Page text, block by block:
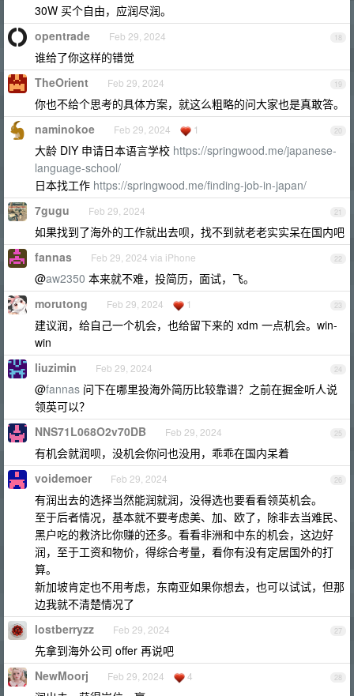
30W 买个自由，应润尽润。
18
opentrade Feb 29, 2024
谁给了你这样的错觉
19
TheOrient Feb 29, 2024
你也不给个思考的具体方案，就这么粗略的问大家也是真敢答。
20
naminokoe Feb 29, 2024 1
大龄 DIY 申请日本语言学校 https://springwood.me/japanese-
language-school/
日本找工作 https://springwood.me/finding-job-in-japan/
21
7gugu Feb 29, 2024
如果找到了海外的工作就出去呗，找不到就老老实实呆在国内吧
22
fannas Feb 29, 2024 via iPhone
@aw2350 本来就不难，投简历，面试，飞。
23
morutong Feb 29, 2024 1
建议润，给自己一个机会，也给留下来的 xdm 一点机会。win-
win
24
liuzimin Feb 29, 2024
@fannas 问下在哪里投海外简历比较靠谱？之前在掘金听人说
领英可以？
25
NNS71L068O2v70DB Feb 29, 2024
有机会就润呗，没机会你问也没用，乖乖在国内呆着
26
voidemoer Feb 29, 2024
有润出去的选择当然能润就润，没得选也要看看领英机会。
至于后者情况，基本就不要考虑美、加、欧了，除非去当难民、
黑户吃的救济比你赚的还多。看看非洲和中东的机会，这边好
润，至于工资和物价，得综合考量，看你有没有定居国外的打
算。
新加坡肯定也不用考虑，东南亚如果你想去，也可以试试，但那
边我就不清楚情况了
27
lostberryzz Feb 29, 2024
先拿到海外公司 offer 再说吧
28
NewMoorj Feb 29, 2024 4